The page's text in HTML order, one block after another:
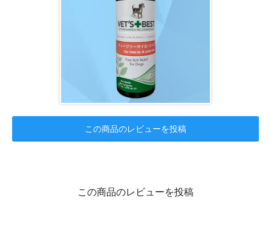
この商品のレビューを投稿
この商品のレビューを投稿